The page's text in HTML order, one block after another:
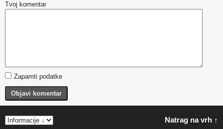
Tvoj komentar
Zapamti podatke
Objavi komentar
Natrag na vrh ↑